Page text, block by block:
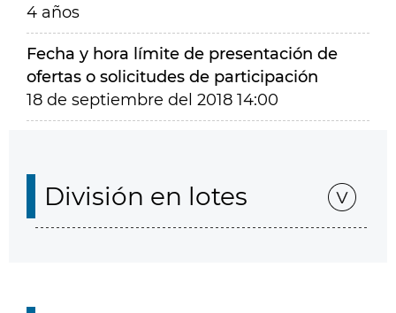
4 años
Fecha y hora límite de presentación de
ofertas o solicitudes de participación
18 de septiembre del 2018 14:00
División en lotes